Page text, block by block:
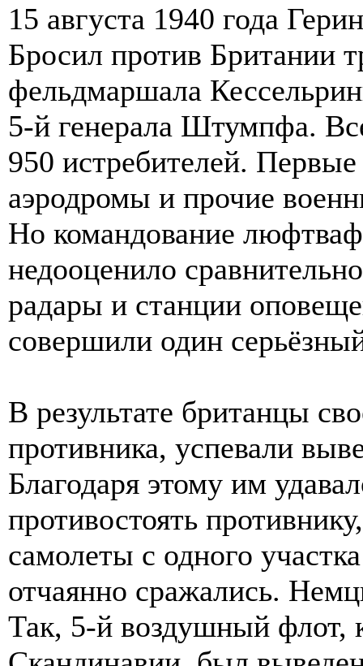
15 августа 1940 года
Бросил против Британии
фельдмаршала
5-й генерала Штумпфа.
950 истребителей.
аэродромы и прочие
Но командование
недооценило
радары и станции
совершили один
В результате британцы
противника, успевали
Благодаря этому им
противостоять
самолеты с одного
отчаянно сражались.
Так, 5-й воздушный флот,